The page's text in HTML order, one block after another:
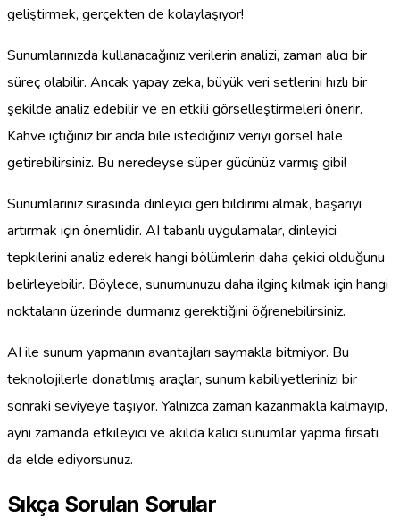
geliştirmek, gerçekten de kolaylaşıyor!
Sunumlarınızda kullanacağınız verilerin analizi, zaman alıcı bir
süreç olabilir. Ancak yapay zeka, büyük veri setlerini hızlı bir
şekilde analiz edebilir ve en etkili görselleştirmeleri önerir.
Kahve içtiğiniz bir anda bile istediğiniz veriyi görsel hale
getirebilirsiniz. Bu neredeyse süper gücünüz varmış gibi!
Sunumlarınız sırasında dinleyici geri bildirimi almak, başarıyı
artırmak için önemlidir. AI tabanlı uygulamalar, dinleyici
tepkilerini analiz ederek hangi bölümlerin daha çekici olduğunu
belirleyebilir. Böylece, sunumunuzu daha ilginç kılmak için hangi
noktaların üzerinde durmanız gerektiğini öğrenebilirsiniz.
AI ile sunum yapmanın avantajları saymakla bitmiyor. Bu
teknolojilerle donatılmış araçlar, sunum kabiliyetlerinizi bir
sonraki seviyeye taşıyor. Yalnızca zaman kazanmakla kalmayıp,
aynı zamanda etkileyici ve akılda kalıcı sunumlar yapma fırsatı
da elde ediyorsunuz.
Sıkça Sorulan Sorular